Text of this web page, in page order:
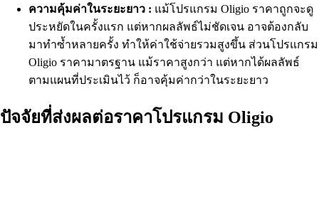
ความคุ้มค่าในระยะยาว : แม้โปรแกรม Oligio ราคาถูกจะดู
ประหยัดในครั้งแรก แต่หากผลลัพธ์ไม่ชัดเจน อาจต้องกลับ
มาทำซ้ำหลายครั้ง ทำให้ค่าใช้จ่ายรวมสูงขึ้น ส่วนโปรแกรม
Oligio ราคามาตรฐาน แม้ราคาสูงกว่า แต่หากได้ผลลัพธ์
ตามแผนที่ประเมินไว้ ก็อาจคุ้มค่ากว่าในระยะยาว
ปัจจัยที่ส่งผลต่อราคาโปรแกรม Oligio